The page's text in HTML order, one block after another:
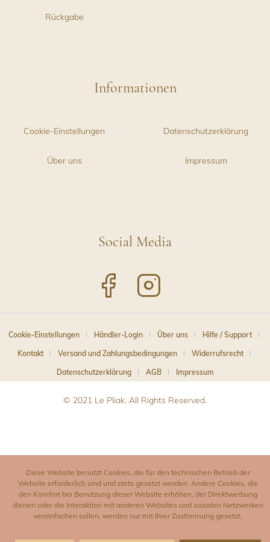
Rückgabe
Informationen
Cookie-Einstellungen
Über uns
Datenschutzerklärung
Impressum
Social Media
Cookie-Einstellungen Händler-Login Über uns Hilfe / Support
Kontakt Versand und Zahlungsbedingungen Widerrufsrecht
Datenschutzerklärung AGB Impressum
© 2021 Le Pliak. All Rights Reserved.
Diese Website benutzt Cookies, die für den technischen Betrieb der
Website erforderlich sind und stets gesetzt werden. Andere Cookies, die
den Komfort bei Benutzung dieser Website erhöhen, der Direktwerbung
dienen oder die Interaktion mit anderen Websites und sozialen Netzwerken
vereinfachen sollen, werden nur mit Ihrer Zustimmung gesetzt.